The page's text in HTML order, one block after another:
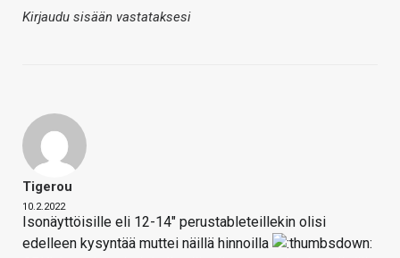
Kirjaudu sisään vastataksesi
Tigerou
10.2.2022
Isonäyttöisille eli 12-14" perustableteillekin olisi
edelleen kysyntää muttei näillä hinnoilla